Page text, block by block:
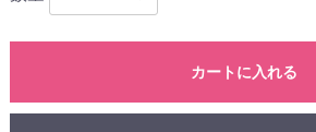
カートに入れる